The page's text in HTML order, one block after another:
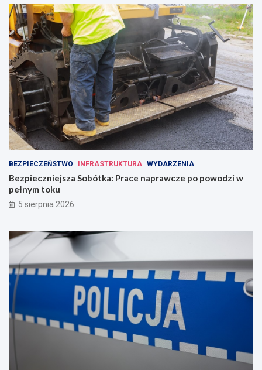
BEZPIECZEŃSTWO INFRASTRUKTURA WYDARZENIA
Bezpieczniejsza Sobótka: Prace naprawcze po powodzi w
pełnym toku
5 sierpnia 2026